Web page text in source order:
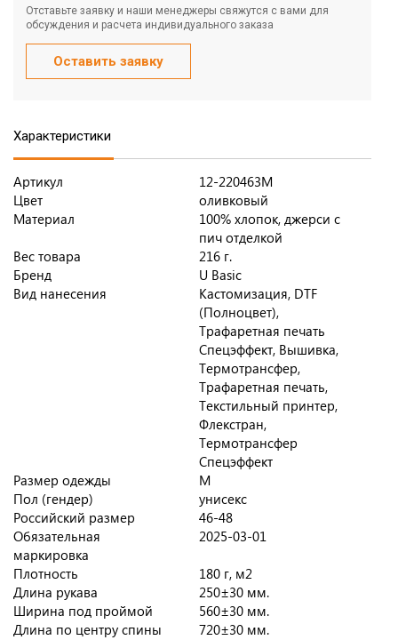
Отставьте заявку и наши менеджеры свяжутся с вами для
обсуждения и расчета индивидуального заказа
Оставить заявку
Характеристики
Артикул
12-220463M
Цвет
оливковый
Материал
100% хлопок, джерси с
пич отделкой
Вес товара
216 г.
Бренд
U Basic
Вид нанесения
Кастомизация, DTF
(Полноцвет),
Трафаретная печать
Спецэффект, Вышивка,
Термотрансфер,
Трафаретная печать,
Текстильный принтер,
Флекстран,
Термотрансфер
Спецэффект
Размер одежды
M
Пол (гендер)
унисекс
Российский размер
46-48
Обязательная
маркировка
2025-03-01
Плотность
180 г, м2
Длина рукава
250±30 мм.
Ширина под проймой
560±30 мм.
Длина по центру спины
720±30 мм.